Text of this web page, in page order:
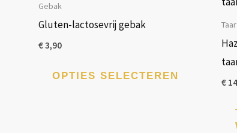
Gebak
Gluten-lactosevrij gebak
€3,90
OPTIES SELECTEREN
meerdere
variaties.
€